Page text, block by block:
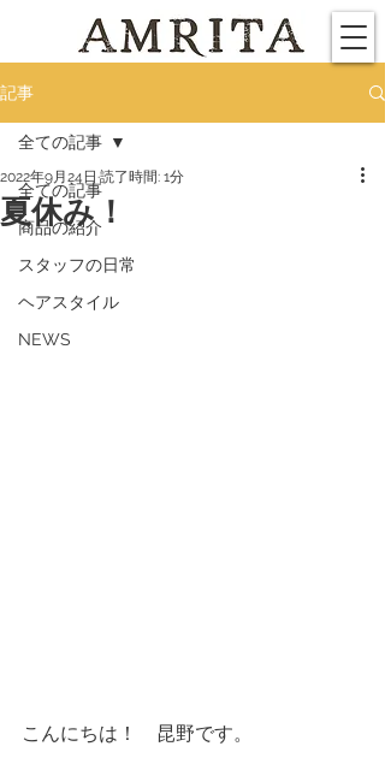
記事
全ての記事
商品の紹介
スタッフの日常
ヘアスタイル
NEWS
全ての記事
夏休み！
2022年9月24日 読了時間: 1分
こんにちは！　昆野です。